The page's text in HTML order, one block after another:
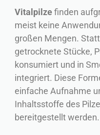
Vitalpilzefinden
meist keine
großen Mengen.
getrocknete Stücke,
konsumiert und in
integriert. Diese
einfache Aufnahme
Inhaltsstoffe des
bereitgestellt werden.